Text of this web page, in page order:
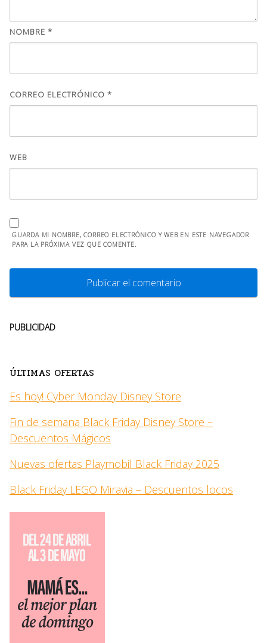
NOMBRE *
CORREO ELECTRÓNICO *
WEB
GUARDA MI NOMBRE, CORREO ELECTRÓNICO Y WEB EN ESTE NAVEGADOR
PARA LA PRÓXIMA VEZ QUE COMENTE.
PUBLICIDAD
ÚLTIMAS OFERTAS
Es hoy! Cyber Monday Disney Store
Fin de semana Black Friday Disney Store –
Descuentos Mágicos
Nuevas ofertas Playmobil Black Friday 2025
Black Friday LEGO Miravia – Descuentos locos